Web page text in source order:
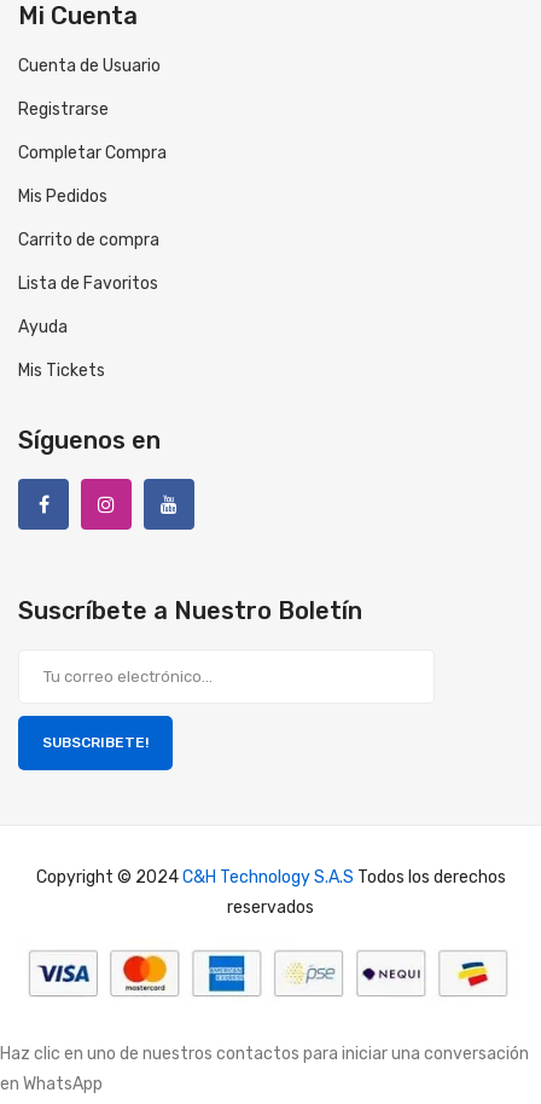
Mi Cuenta
Cuenta de Usuario
Registrarse
Completar Compra
Mis Pedidos
Carrito de compra
Lista de Favoritos
Ayuda
Mis Tickets
Síguenos en
Suscríbete a Nuestro Boletín
SUBSCRIBETE!
Copyright © 2024C&H Technology S.A.S Todos los derechos
reservados
Haz clic en uno de nuestros contactos para iniciar una conversación
en WhatsApp